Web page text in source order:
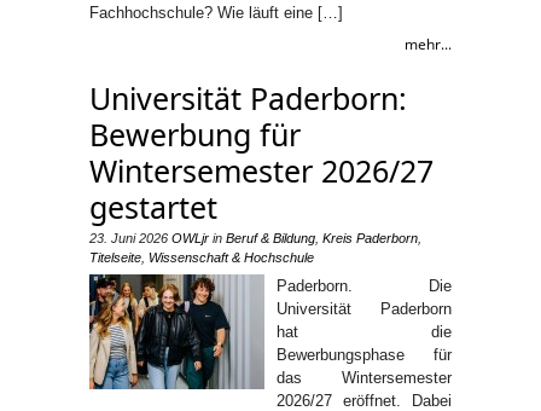
Fachhochschule? Wie läuft eine […]
mehr...
Universität Paderborn:
Bewerbung für
Wintersemester 2026/27
gestartet
23. Juni 2026 OWLjr in Beruf & Bildung Kreis Paderborn
Titelseite Wissenschaft & Hochschule
Paderborn. Die
Universität Paderborn
hat die
Bewerbungsphase für
das Wintersemester
2026/27 eröffnet. Dabei